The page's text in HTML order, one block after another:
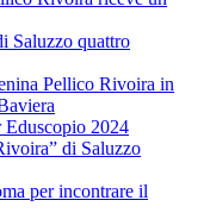
Saluzzo quattro
Pellico Rivoira in
Eduscopio 2024
di Saluzzo
per incontrare il